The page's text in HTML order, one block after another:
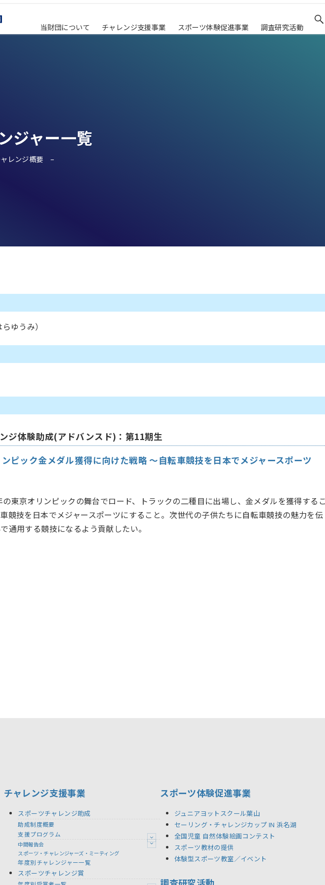
当財団について チャレンジ支援事業 スポーツ体験促進事業 調査研究活動
ジャー一覧
レンジ概要
ゆうみ）
ジ体験助成(アドバンスド)：第11期生
ピック金メダル獲得に向けた戦略 〜自転車競技を日本でメジャースポーツ
東京オリンピックの舞台でロード、トラックの二種目に出場し、金メダルを獲得する
競技を日本でメジャースポーツにすること。次世代の子供たちに自転車競技の魅力を伝
通用する競技になるよう貢献したい。
チャレンジ支援事業
スポーツチャレンジ助成
助成制度概要
支援プログラム
中間報告会
スポーツ・チャレンジャーズ・ミーティング
年度別チャレンジャー一覧
スポーツチャレンジ賞
スポーツ体験促進事業
ジュニアヨットスクール葉山
セーリング・チャレンジカップ IN 浜名湖
全国児童 自然体験絵画コンテスト
スポーツ教材の提供
体験型スポーツ教室／イベント